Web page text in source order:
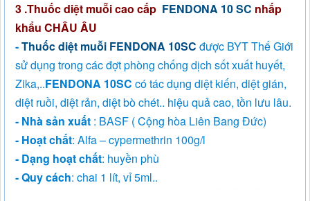
3 .Thuốc diệt muỗi cao cấp FENDONA 10 SC nhấp
khẩu CHÂU ÂU
-Thuốc diệt muỗi FENDONA 10SC được BYT Thế Giới
sử dụng trong các đợt phòng chống dịch sốt xuất huyết,
Zika,..FENDONA 10SC có tác dụng diệt kiến, diệt gián,
diệt ruồi, diệt rản, diệt bò chét.. hiệu quả cao, tồn lưu lâu.
- Nhà sản xuất : BASF ( Cộng hòa Liên Bang Đức)
- Hoạt chất: Alfa – cypermethrin 100g/l
- Dạng hoạt chất: huyền phù
- Quy cách: chai 1 lít, vỉ 5ml..